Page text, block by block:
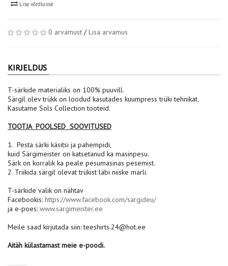
Lisa võrdlusse
0 arvamust /Lisa arvamus
KIRJELDUS
T-särkide materialiks on 100% puuvill.
Särgil olev trükk on loodud kasutades kuumpress trüki tehnikat.
Kasutame Sols Collection tooteid.
TOOTJA POOLSED SOOVITUSED
1. Pesta särki käsitsi ja pahempidi,
kuid Särgimeister on katsetanud ka masinpesu.
Särk on korralik ka peale pesumasinas pesemist.
2. Triikida särgil olevat trükist läbi niiske marli.
T-särkide valik on nähtav
Facebookis: https://www.facebook.com/sargideu/
ja e-poes: www.sargimeister.ee
Meile saad kirjutada siin: teeshirts.24@hot.ee
Aitäh külastamast meie e-poodi.